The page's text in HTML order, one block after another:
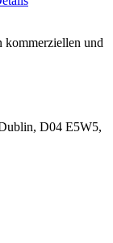
kommerziellen und
D04 E5W5,